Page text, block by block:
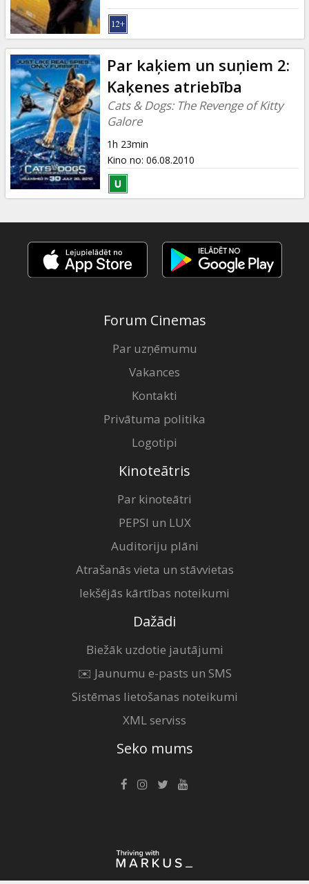
Par kaķiem un suņiem 2:
Kaķenes atriebība
Cats & Dogs: The Revenge of Kitty
Galore
1h 23min
Kino no: 06.08.2010
Forum Cinemas
Par uzņēmumu
Vakances
Kontakti
Privātuma politika
Logotipi
Kinoteātris
Par kinoteātri
PEPSI un LUX
Auditoriju plāni
Atrašanās vieta un stāvvietas
Iekšējās kārtības noteikumi
Dažādi
Biežāk uzdotie jautājumi
✉️ Jaunumu e-pasts un SMS
Sistēmas lietošanas noteikumi
XML serviss
Seko mums